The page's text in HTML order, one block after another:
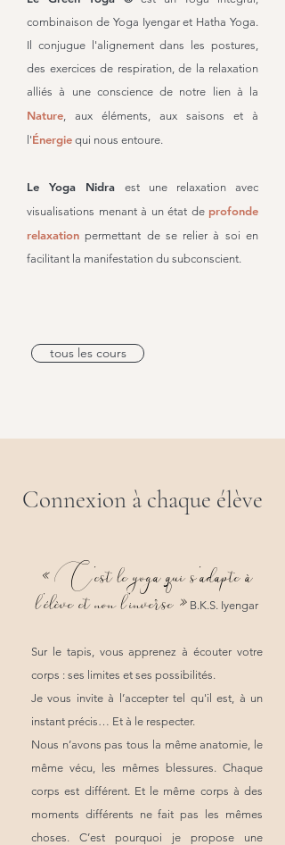
combinaison de Yoga Iyengar et Hatha Yoga.
Il conjugue l'alignement dans les postures,
des exercices de respiration, de la relaxation
alliés à une conscience de notre lien à la
Nature, aux éléments, aux saisons et à
l'Énergie qui nous entoure.
Le Yoga Nidra est une relaxation avec
visualisations menant à un état de profonde
relaxation permettant de se relier à soi en
facilitant la manifestation du subconscient.
tous les cours
Connexion à chaque élève
«C’est le yoga qui s’adapte à
l’élève et non l’inverse» B.K.S. Iyengar
Sur le tapis, vous apprenez à écouter votre
corps : ses limites et ses possibilités.
Je vous invite à l’accepter tel qu'il est, à un
instant précis… Et à le respecter.
Nous n’avons pas tous la même anatomie, le
même vécu, les mêmes blessures. Chaque
corps est différent. Et le même corps à des
moments différents ne fait pas les mêmes
choses. C’est pourquoi je propose une